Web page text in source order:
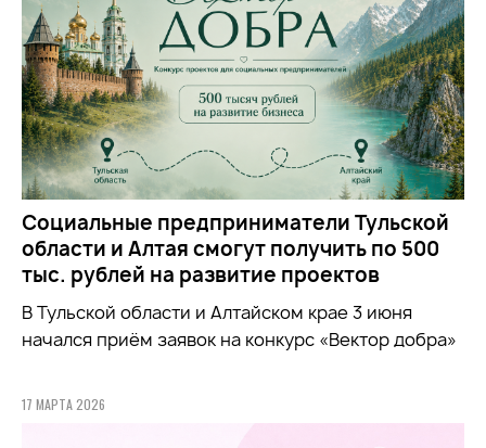
Социальные предприниматели Тульской
области и Алтая смогут получить по 500
тыс. рублей на развитие проектов
В Тульской области и Алтайском крае 3 июня
начался приём заявок на конкурс «Вектор добра»
17 МАРТА 2026